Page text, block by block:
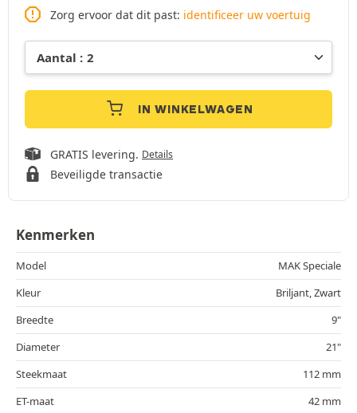
Zorg ervoor dat dit past: identificeer uw voertuig
IN WINKELWAGEN
GRATIS levering. Details
Beveiligde transactie
Kenmerken
Model
MAK Speciale
Kleur
Briljant, Zwart
Breedte
9"
Diameter
21"
Steekmaat
112 mm
ET-maat
42 mm